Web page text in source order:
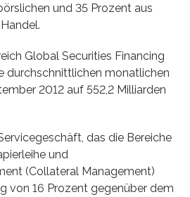
und 35 Prozent aus
Global Securities Financing
durchschnittlichen monatlichen
2012 auf 552,2 Milliarden
das die Bereiche
und
(Collateral Management)
von 16 Prozent gegenüber dem